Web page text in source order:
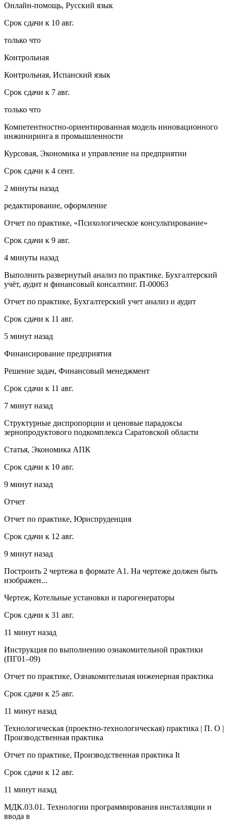
Онлайн-помощь, Русский язык
Срок сдачи к 10 авг.
только что
Контрольная
Контрольная, Испанский язык
Срок сдачи к 7 авг.
только что
Компетентностно-ориентированная модель инновационного
инжиниринга в промышленности
Курсовая, Экономика и управление на предприятии
Срок сдачи к 4 сент.
2 минуты назад
редактирование, оформление
Отчет по практике, «Психологическое консультирование»
Срок сдачи к 9 авг.
4 минуты назад
Выполнить развернутый анализ по практике. Бухгалтерский
учёт, аудит и финансовый консалтинг. П-00063
Отчет по практике, Бухгалтерский учет анализ и аудит
Срок сдачи к 11 авг.
5 минут назад
Финансирование предприятия
Решение задач, Финансовый менеджмент
Срок сдачи к 11 авг.
7 минут назад
Структурные диспропорции и ценовые парадоксы
зернопродуктового подкомплекса Саратовской области
Статья, Экономика АПК
Срок сдачи к 10 авг.
9 минут назад
Отчет
Отчет по практике, Юриспруденция
Срок сдачи к 12 авг.
9 минут назад
Построить 2 чертежа в формате А1. На чертеже должен быть
изображен...
Чертеж, Котельные установки и парогенераторы
Срок сдачи к 31 авг.
11 минут назад
Инструкция по выполнению ознакомительной практики
(ПГ01–09)
Отчет по практике, Ознакомительная инженерная практика
Срок сдачи к 25 авг.
11 минут назад
Технологическая (проектно-технологическая) практика | П. О |
Производственная практика
Отчет по практике, Производственная практика It
Срок сдачи к 12 авг.
11 минут назад
МДК.03.01. Технологии программирования инсталляции и
ввода в